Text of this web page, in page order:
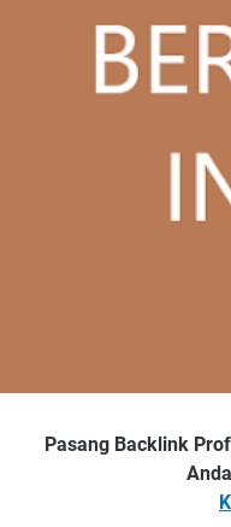
Pasang Backlink